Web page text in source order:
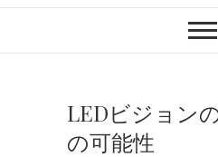
LEDビジョン
の可能性